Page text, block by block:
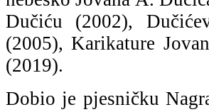
Dučiću (2002),
(2005), Karikature
(2019).
Dobio je pjesničku